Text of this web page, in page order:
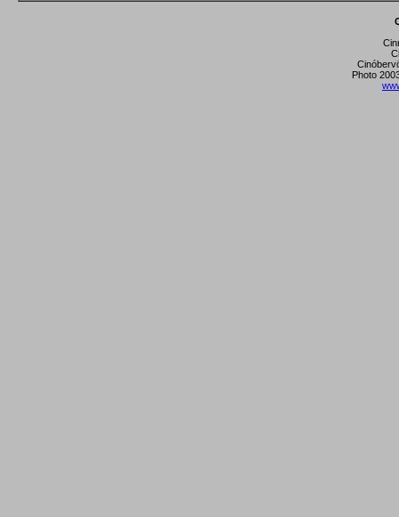
Photo